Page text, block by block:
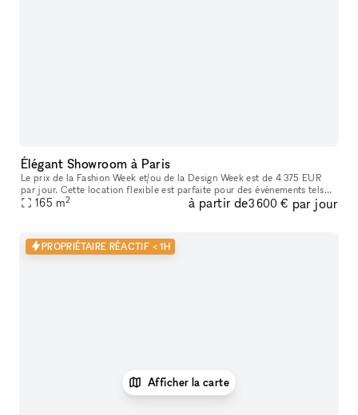
Élégant Showroom à Paris
Le prix de la Fashion Week et/ou de la Design Week est de 4 375 EUR
par jour. Cette location flexible est parfaite pour des événements tels
que des expositions d'art, offrant des services supplémenta
165 m2 à partir de3 600 € par jour
PROPRIÉTAIRE RÉACTIF < 1H
Afficher la carte